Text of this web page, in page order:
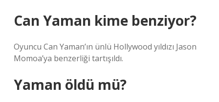
Can Yaman kime benziyor?
Oyuncu Can Yaman’ın ünlü Hollywood yıldızı Jason
Momoa’ya benzerliği tartışıldı.
Yaman öldü mü?